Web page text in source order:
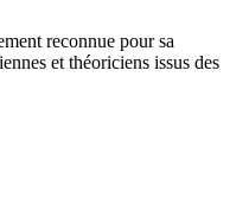
reconnue pour sa
et théoriciens issus des